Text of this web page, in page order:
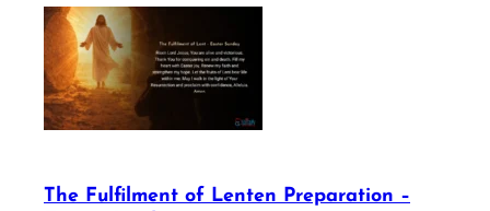
The Fulfilment of Lenten Preparation –